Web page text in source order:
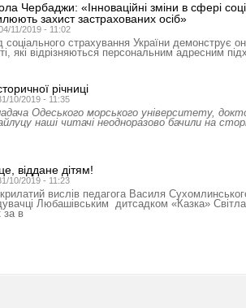
Чербаджи: «Інноваційні зміни в сфері
захист застрахованих осіб»
11/2019 - 11:02
соціального страхування України демонструє
які відрізняються персональним адресним
річниці
10/2019 - 11:35
Одеського морського університету,
наші читачі неодноразово бачили на
віддане дітям!
10/2019 - 11:23
вислів педагога Василя
Любашівським дитсадком «Казка»
за в